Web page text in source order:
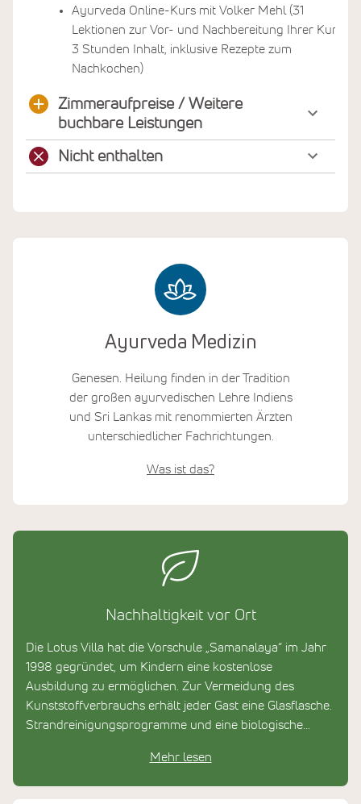
Nachhaltigkeit vor Ort
Die Lotus Villa hat die Vorschule „Samanalaya“ im Jahr
1998 gegründet, um Kindern eine kostenlose
Ausbildung zu ermöglichen. Zur Vermeidung des
Kunststoffverbrauchs erhält jeder Gast eine Glasflasche.
Strandreinigungsprogramme und eine biologische
zum Umweltschutz bei.Mehr lesen
Ayurveda Medizin
Genesen. Heilung finden in der Tradition
der großen ayurvedischen Lehre Indiens
und Sri Lankas mit renommierten Ärzten
unterschiedlicher Fachrichtungen.
Was ist das?
Ayurveda Online-Kurs mit Volker Mehl (31
Lektionen zur Vor- und Nachbereitung Ihrer Kur,
3 Stunden Inhalt, inklusive Rezepte zum
Nachkochen)
Zimmeraufpreise / Weitere
buchbare Leistungen
Nicht enthalten